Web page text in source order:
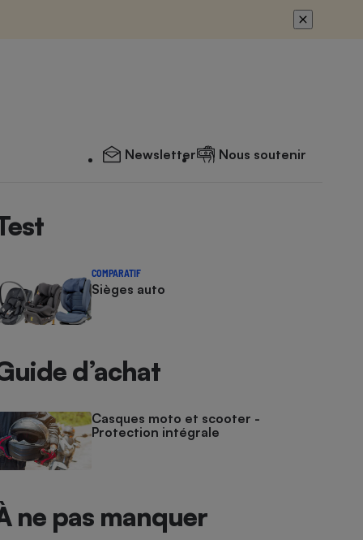
Newsletter Nous soutenir
COMPARATIF
Sièges auto
d’achat
Casques moto et scooter -
Protection intégrale
ne pas manquer